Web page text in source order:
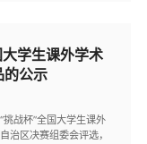
学生课外学术
的公示
战杯”全国大学生课外
治区决赛组委会评选，